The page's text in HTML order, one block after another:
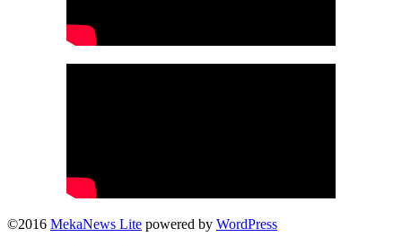
©2016 MekaNews Lite powered by WordPress